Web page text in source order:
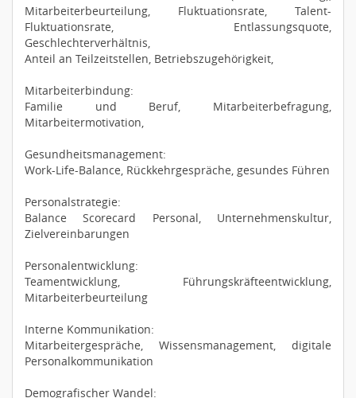
Mitarbeiterbeurteilung, Fluktuationsrate, Talent-
Fluktuationsrate, Entlassungsquote,
Geschlechterverhältnis,
Anteil an Teilzeitstellen, Betriebszugehörigkeit,
Mitarbeiterbindung:
Familie und Beruf, Mitarbeiterbefragung,
Mitarbeitermotivation,
Gesundheitsmanagement:
Work-Life-Balance, Rückkehrgespräche, gesundes Führen
Personalstrategie:
Balance Scorecard Personal, Unternehmenskultur,
Zielvereinbarungen
Personalentwicklung:
Teamentwicklung, Führungskräfteentwicklung,
Mitarbeiterbeurteilung
Interne Kommunikation:
Mitarbeitergespräche, Wissensmanagement, digitale
Personalkommunikation
Demografischer Wandel: